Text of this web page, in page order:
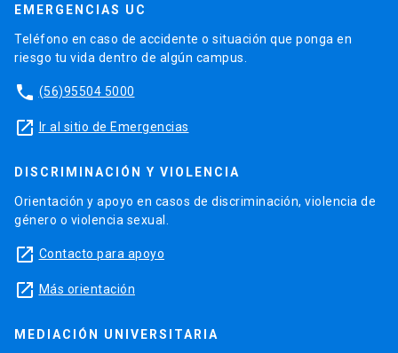
EMERGENCIAS UC
Teléfono en caso de accidente o situación que ponga en
riesgo tu vida dentro de algún campus.
phone (56)95504 5000
launch Ir al sitio de Emergencias
DISCRIMINACIÓN Y VIOLENCIA
Orientación y apoyo en casos de discriminación, violencia de
género o violencia sexual.
launch Contacto para apoyo
launch Más orientación
MEDIACIÓN UNIVERSITARIA